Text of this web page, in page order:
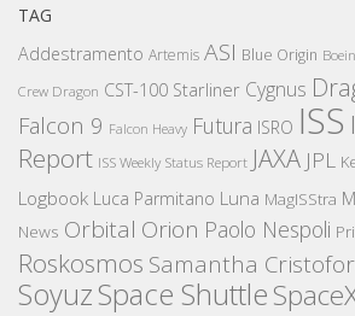
TAG
Addestramento Artemis ASI Blue Origin
Crew Dragon CST-100 Starliner Cygnus
Falcon 9 Falcon Heavy Futura ISRO ISS
Report ISS Weekly Status Report JAXA JPL
Logbook Luca Parmitano Luna MagISStra
News Orbital Orion Paolo Nespoli
Roskosmos Samantha
SoyuzSpace Shuttle